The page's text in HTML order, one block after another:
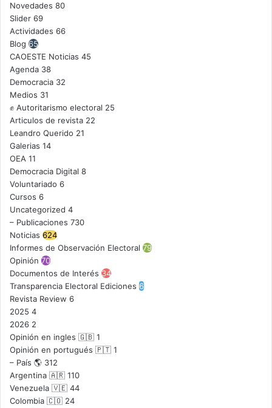
Novedades 80
Slider 69
Actividades 66
Blog 65
CAOESTE Noticias 45
Agenda 38
Democracia 32
Medios 31
✊ Autoritarismo electoral 25
Articulos de revista 22
Leandro Querido 21
Galerias 14
OEA 11
Democracia Digital 8
Voluntariado 6
Cursos 6
Uncategorized 4
– Publicaciones 730
Noticias 624
Informes de Observación Electoral 79
Opinión 70
Documentos de Interés 34
Transparencia Electoral Ediciones 6
Revista Review 6
2025 4
2026 2
Opinión en ingles 🇬🇧 1
Opinión en portugués 🇵🇹 1
– País 🌎 312
Argentina 🇦🇷 110
Venezuela 🇻🇪 44
Colombia 🇨🇴 24